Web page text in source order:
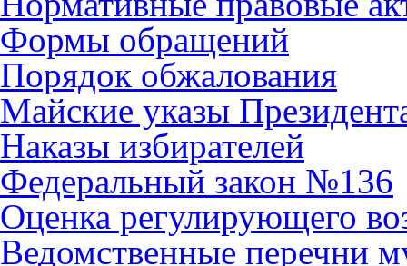
Формы обращений
Порядок обжалования
Майские указы
Наказы избирателей
Федеральный закон №136
Оценка регулирующего
Ведомственные перечни